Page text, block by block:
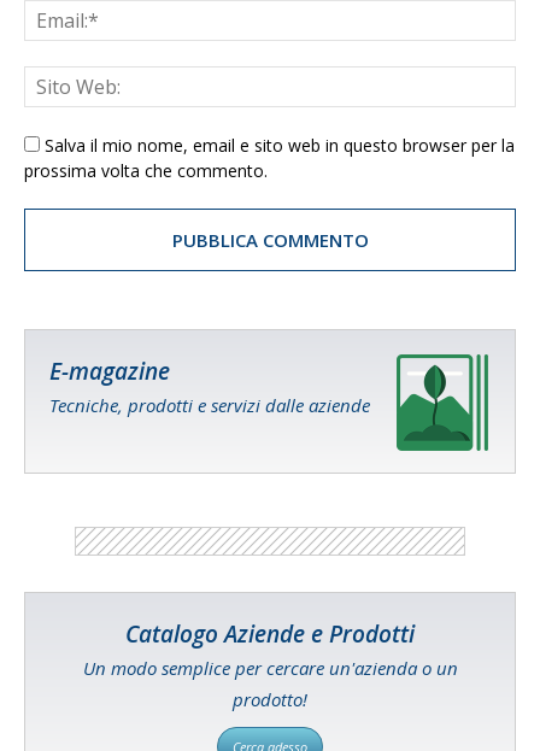
Salva il mio nome, email e sito web in questo browser per la
prossima volta che commento.
E-magazine
Tecniche, prodotti e servizi dalle aziende
Catalogo Aziende e Prodotti
Un modo semplice per cercare un'azienda o un
prodotto!
Cerca adesso